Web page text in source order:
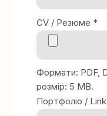
CV / Резюме *
Формати: PDF,
розмір: 5 MB.
Портфоліо /